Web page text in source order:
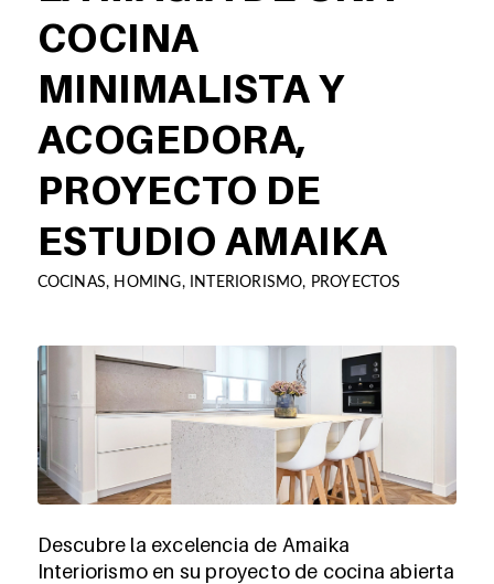
COCINA
MINIMALISTA Y
ACOGEDORA,
PROYECTO DE
ESTUDIO AMAIKA
COCINAS, HOMING, INTERIORISMO, PROYECTOS
Descubre la excelencia de Amaika
Interiorismo en su proyecto de cocina abierta